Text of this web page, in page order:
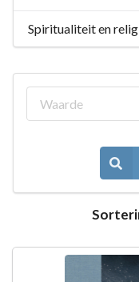
Spiritualiteit en